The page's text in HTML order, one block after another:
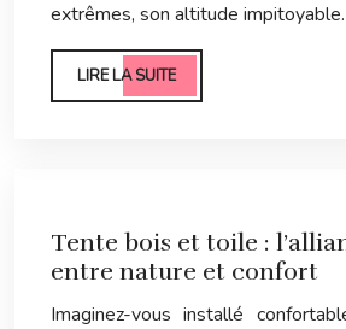
extrêmes, son altitude
LIRE LA SUITE
Tente bois et toile :
entre nature et confort
Imaginez-vous installé